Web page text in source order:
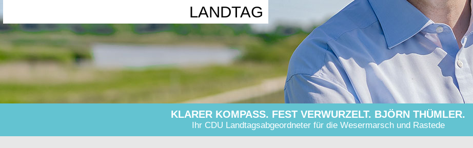
LANDTAG
KLARER KOMPASS. FEST VERWURZELT. BJÖRN THÜMLER.
Ihr CDU Landtagsabgeordneter für die Wesermarsch und Rastede